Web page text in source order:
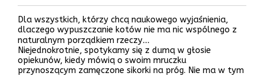
Dla wszystkich, którzy chcą naukowego wyjaśnienia,
dlaczego wypuszczanie kotów nie ma nic wspólnego z
naturalnym porządkiem rzeczy…
Niejednokrotnie, spotykamy się z dumą w głosie
opiekunów, kiedy mówią o swoim mruczku
przynoszącym zamęczone sikorki na próg. Nie ma w tym